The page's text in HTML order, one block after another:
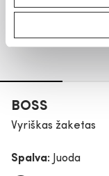
BOSS
Vyriškas žaketas
Spalva:
Juoda